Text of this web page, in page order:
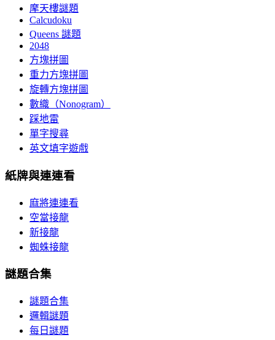
摩天樓謎題
Calcudoku
Queens 謎題
2048
方塊拼圖
重力方塊拼圖
旋轉方塊拼圖
數織（Nonogram）
踩地雷
單字搜尋
英文填字遊戲
紙牌與連連看
麻將連連看
空當接龍
新接龍
蜘蛛接龍
謎題合集
謎題合集
邏輯謎題
每日謎題